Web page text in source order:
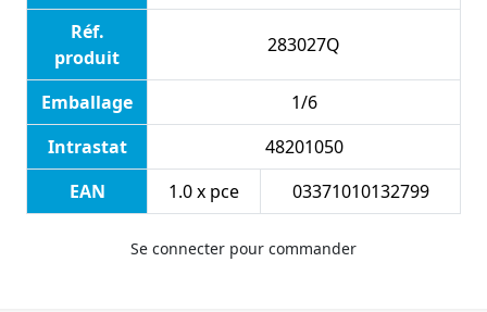
Réf.
produit
283027Q
Emballage
1/6
Intrastat
48201050
EAN
1.0 x pce 03371010132799
Se connecter pour commander